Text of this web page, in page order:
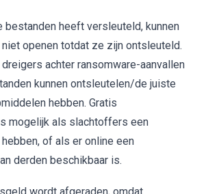
bestanden heeft versleuteld, kunnen
openen totdat ze zijn ontsleuteld.
achter ransomware-aanvallen
kunnen ontsleutelen/de juiste
hebben. Gratis
mogelijk als slachtoffers een
of als er online een
derden beschikbaar is.